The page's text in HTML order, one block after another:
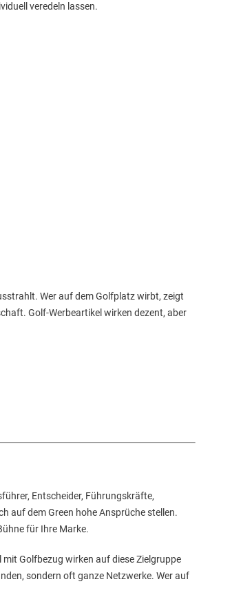
veredeln lassen.
Wer auf dem Golfplatz wirbt, zeigt
Golf-Werbeartikel wirken dezent, aber
Entscheider, Führungskräfte,
auf dem Green hohe Ansprüche stellen.
für Ihre Marke.
Golfbezug wirken auf diese Zielgruppe
sondern oft ganze Netzwerke. Wer auf